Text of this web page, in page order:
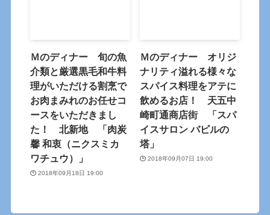
Ｍのディナー 旬の魚
介類と厳選黒毛和牛料
理がいただける割烹で
お肉まみれのお任せコ
ースをいただきまし
た！ 北新地 「肉炭
馨 和衷（ニクスミカ
ワチュウ）」
2018年09月18日 19:00
Ｍのディナー オリジ
ナリティ溢れる様々な
スパイス料理をアテに
飲めるお店！ 天五中
崎町通商店街 「スパ
イスサロン バビルの
塔」
2018年09月07日 19:00